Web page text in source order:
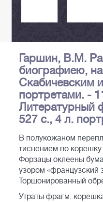
Гаршин, В.М.
биографиею,
Скабичевским
портретами. -
Литературный
527 с., 4 л.
В полукожаном
тиснением по
Форзацы оклеены
узором «французский
Торшонированный
Утраты фрагм.